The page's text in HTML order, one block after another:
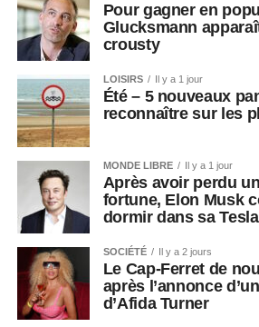
Pour gagner en
Glucksmann
crousty
LOISIRS Il y a 1 jour
Été – 5 nouveaux
reconnaître sur les
MONDE LIBRE Il y a 1 jour
Après avoir perdu
fortune, Elon Musk
dormir dans sa Tesla
SOCIÉTÉ Il y a 2 jours
Le Cap-Ferret de
après l’annonce
d’Afida Turner